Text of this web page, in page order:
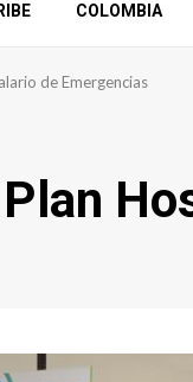
COLOMBIA
de Emergencias